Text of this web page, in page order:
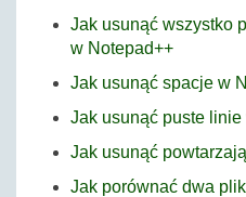
Jak usunąć wszystko
w Notepad++
Jak usunąć spacje w
Jak usunąć puste
Jak usunąć
Jak porównać dwa